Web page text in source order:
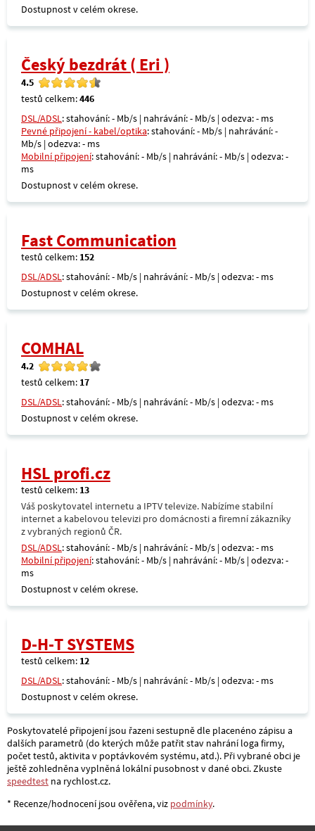
Dostupnost v celém okrese.
Český bezdrát ( Eri )
4.5
testů celkem:446
DSL/ADSL: stahování: - Mb/s | nahrávání: - Mb/s | odezva: - ms
Pevné připojení - kabel/optika: stahování: - Mb/s | nahrávání: -
Mb/s | odezva: - ms
Mobilní připojení: stahování: - Mb/s | nahrávání: - Mb/s | odezva: -
ms
Dostupnost v celém okrese.
Fast Communication
testů celkem: 152
DSL/ADSL: stahování: - Mb/s | nahrávání: - Mb/s | odezva: - ms
Dostupnost v celém okrese.
COMHAL
4.2
testů celkem: 17
DSL/ADSL: stahování: - Mb/s | nahrávání: - Mb/s | odezva: - ms
Dostupnost v celém okrese.
HSL profi.cz
testů celkem: 13
Váš poskytovatel internetu a IPTV televize. Nabízíme stabilní
internet a kabelovou televizi pro domácnosti a firemní zákazníky
z vybraných regionů ČR.
DSL/ADSL: stahování: - Mb/s | nahrávání: - Mb/s | odezva: - ms
Mobilní připojení: stahování: - Mb/s | nahrávání: - Mb/s | odezva: -
ms
Dostupnost v celém okrese.
D-H-T SYSTEMS
testů celkem: 12
DSL/ADSL: stahování: - Mb/s | nahrávání: - Mb/s | odezva: - ms
Dostupnost v celém okrese.
Poskytovatelé připojení jsou řazeni sestupně dle placenéno zápisu a
dalších parametrů (do kterých může patřit stav nahrání loga firmy,
počet testů, aktivita v poptávkovém systému, atd.). Při vybrané obci je
ještě zohledněna vyplněná lokální pusobnost v dané obci. Zkuste
speedtest na rychlost.cz.
* Recenze/hodnocení jsou ověřena, viz podmínky.